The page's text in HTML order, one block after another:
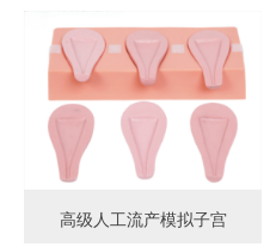
高级人工流产模拟子宫